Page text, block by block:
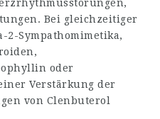
Bei gleichzeitiger
2-Sympathomimetika,
oder
Verstärkung der
von Clenbuterol